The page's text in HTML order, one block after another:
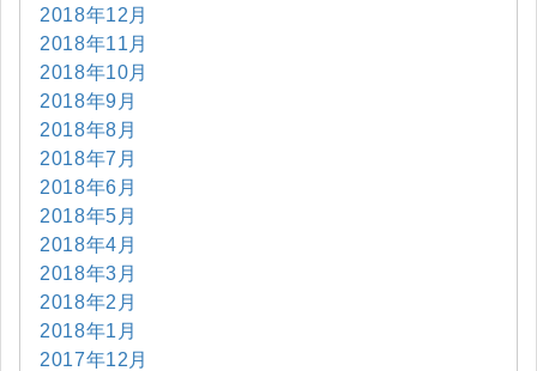
2018年12月
2018年11月
2018年10月
2018年9月
2018年8月
2018年7月
2018年6月
2018年5月
2018年4月
2018年3月
2018年2月
2018年1月
2017年12月